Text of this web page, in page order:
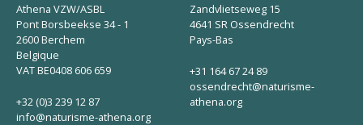
Athena VZW/ASBL
Pont Borsbeekse 34 - 1
2600 Berchem
Belgique
VAT BE0408 606 659
+32 (0)3 239 12 87
info@naturisme-athena.org
Zandvlietseweg 15
4641 SR Ossendrecht
Pays-Bas
+31 164 67 24 89
ossendrecht@naturisme-
athena.org